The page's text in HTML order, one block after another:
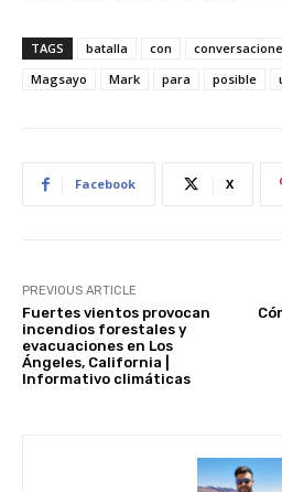
er
e
at
s
p
c
e
d
di
k
e
TAGS batalla con
Magsayo
Mark para posible
Facebook X
PREVIOUS ARTICLE
Fuertes vientos provocan
incendios forestales y
evacuaciones en Los
Ángeles, California |
Informativo climáticas